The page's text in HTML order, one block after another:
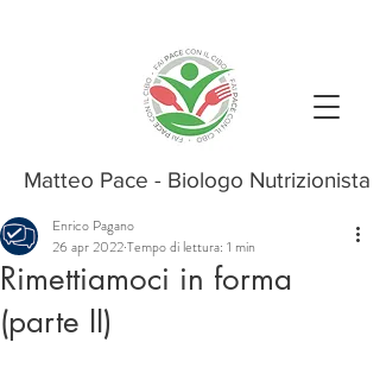
Matteo Pace - Biologo Nutrizionista
Rimettiamoci in forma
(parte II)
Enrico Pagano
26 apr 2022Tempo di lettura: 1 min